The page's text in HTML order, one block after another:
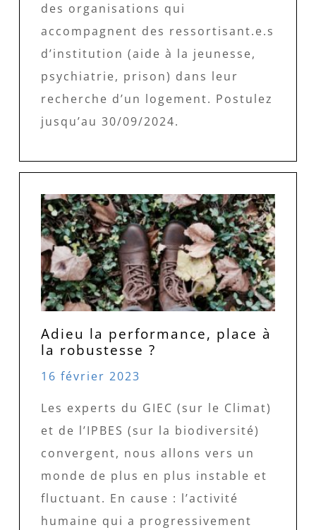
des organisations qui
accompagnent des ressortisant.e.s
d’institution (aide à la jeunesse,
psychiatrie, prison) dans leur
recherche d’un logement. Postulez
jusqu’au 30/09/2024.
Adieu la performance, place à
la robustesse ?
16 février 2023
Les experts du GIEC (sur le Climat)
et de l’IPBES (sur la biodiversité)
convergent, nous allons vers un
monde de plus en plus instable et
fluctuant. En cause : l’activité
humaine qui a progressivement